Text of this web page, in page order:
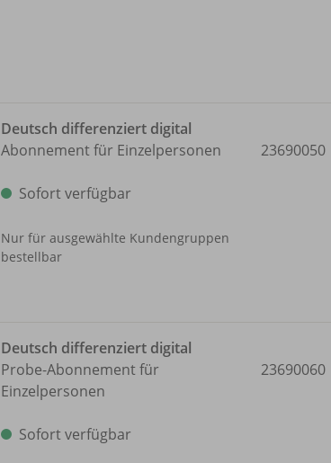
Deutsch differenziert digital
Abonnement für Einzelpersonen
Sofort verfügbar
Nur für ausgewählte Kundengruppen
bestellbar
23690050
Deutsch differenziert digital
Probe-Abonnement für
Einzelpersonen
Sofort verfügbar
23690060